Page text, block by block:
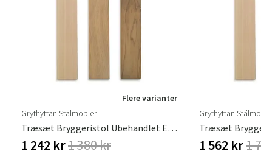
Flere varianter
Grythyttan Stålmöbler
Træsæt Bryggeristol Ubehandlet Eg, Inkl. Skrue
1 242 kr1 380 kr
Grythyttan
1 562 kr1